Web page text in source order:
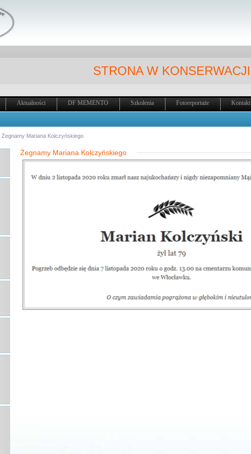
STRONA W KONSERWACJI
Aktualności DF MEMENTO Szkolenia Fotoreportaże Kontakt
Żegnamy Mariana Kolczyńskiego
Żegnamy Mariana Kolczyńskiego